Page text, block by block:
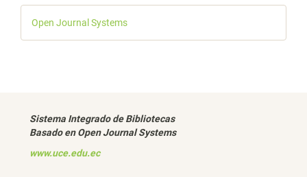
Desarrollado
por
Open Journal Systems
Sistema Integrado de Bibliotecas
Basado en Open Journal Systems
www.uce.edu.ec